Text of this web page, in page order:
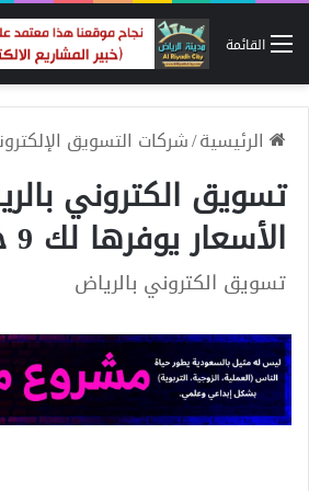
القائمة
الرئيسية/شركات التسويق
تسويق الكتروني
الأسعار يوفرها لك 9 خبراء
تسويق الكتروني بالرياض